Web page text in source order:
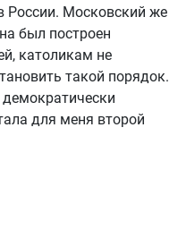
России. Московский же
был построен
католикам не
такой порядок.
для меня второй